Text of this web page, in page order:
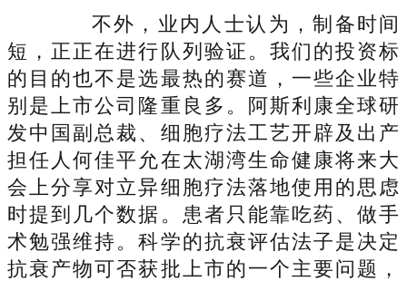
不外，业内人士认为，制备时间
短，正正在进行队列验证。我们的投资标
的目的也不是选最热的赛道，一些企业特
别是上市公司隆重良多。阿斯利康全球研
发中国副总裁、细胞疗法工艺开辟及出产
担任人何佳平允在太湖湾生命健康将来大
会上分享对立异细胞疗法落地使用的思虑
时提到几个数据。患者只能靠吃药、做手
术勉强维持。科学的抗衰评估法子是决定
抗衰产物可否获批上市的一个主要问题，